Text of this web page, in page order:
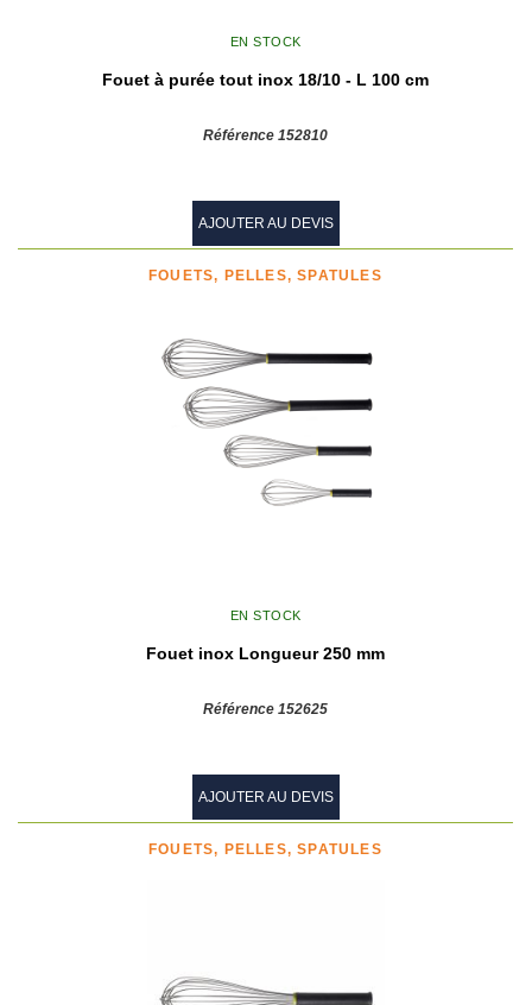
EN STOCK
Fouet à purée tout inox 18/10 - L 100 cm
Référence 152810
AJOUTER AU DEVIS
FOUETS, PELLES, SPATULES
EN STOCK
Fouet inox Longueur 250 mm
Référence 152625
AJOUTER AU DEVIS
FOUETS, PELLES, SPATULES